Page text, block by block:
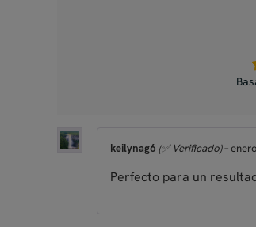
keilynag6 (✅ Verificado)–
Perfecto para un